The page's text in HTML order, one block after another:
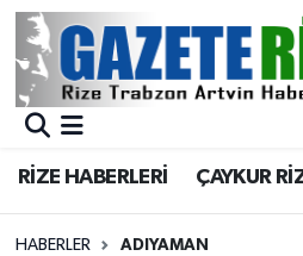
RİZE HABERLERİ ÇAYKUR
HABERLER ADIYAMAN
BÖLGEMİZ
Asayiş
Merkez Nöbetçi
Merkez Trafik Yoğunluk